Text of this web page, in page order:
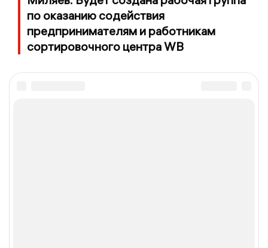
по оказанию содействия
предпринимателям и работникам
сортировочного центра WB